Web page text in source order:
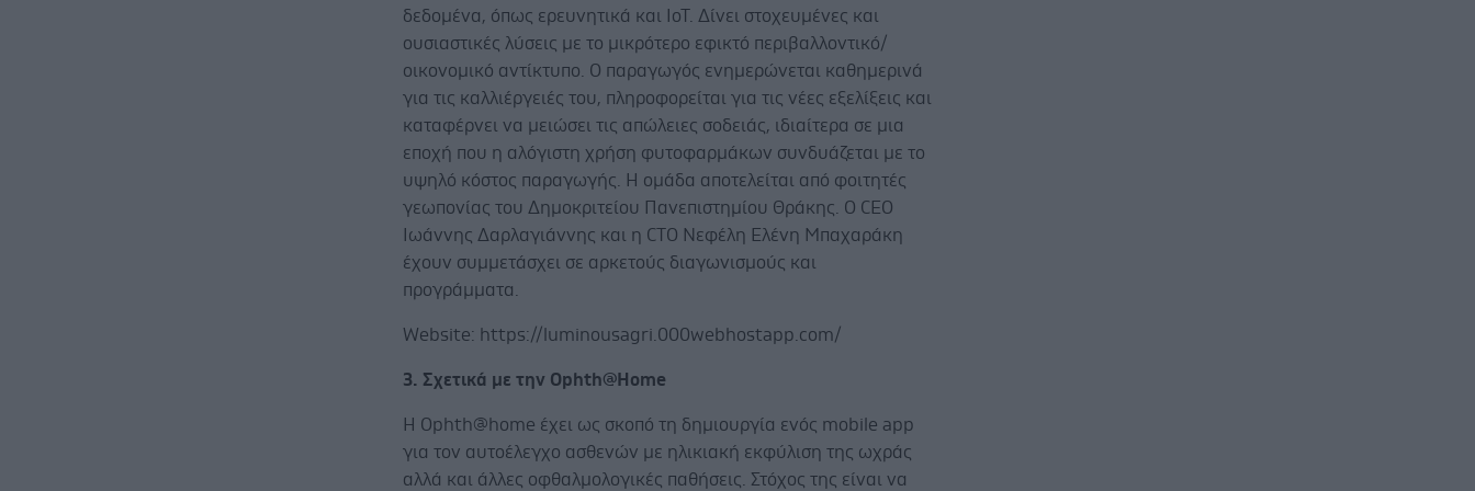
δεδομένα, όπως ερευνητικά και IoT. Δίνει στοχευμένες και
ουσιαστικές λύσεις με το μικρότερο εφικτό περιβαλλοντικό/
οικονομικό αντίκτυπο. Ο παραγωγός ενημερώνεται καθημερινά
για τις καλλιέργειές του, πληροφορείται για τις νέες εξελίξεις και
καταφέρνει να μειώσει τις απώλειες σοδειάς, ιδιαίτερα σε μια
εποχή που η αλόγιστη χρήση φυτοφαρμάκων συνδυάζεται με το
υψηλό κόστος παραγωγής. Η ομάδα αποτελείται από φοιτητές
γεωπονίας του Δημοκριτείου Πανεπιστημίου Θράκης. Ο CEO
Ιωάννης Δαρλαγιάννης και η CTO Νεφέλη Ελένη Μπαχαράκη
έχουν συμμετάσχει σε αρκετούς διαγωνισμούς και
προγράμματα.
Website: https://luminousagri.000webhostapp.com/
3. Σχετικά με την Ophth@Home
Η Ophth@home έχει ως σκοπό τη δημιουργία ενός mobile app
για τον αυτοέλεγχο ασθενών με ηλικιακή εκφύλιση της ωχράς
αλλά και άλλες οφθαλμολογικές παθήσεις. Στόχος της είναι να